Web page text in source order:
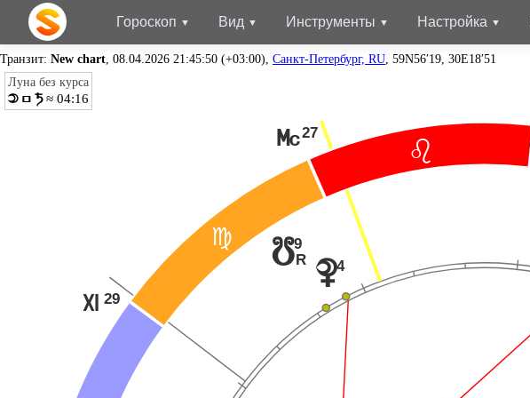
Гороскоп Вид Инструменты Настройка
Транзит: New chart , 08.04.2026 21:45:50 (+03:00), Санкт-Петербург, RU , 59N56′19, 30E18′51
?
@
27
P
29
Q
{4
y9
R
Луна без курса
o Í t≈ 04:16